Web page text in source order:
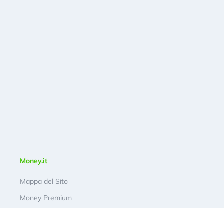
Money.it
Mappa del Sito
Money Premium